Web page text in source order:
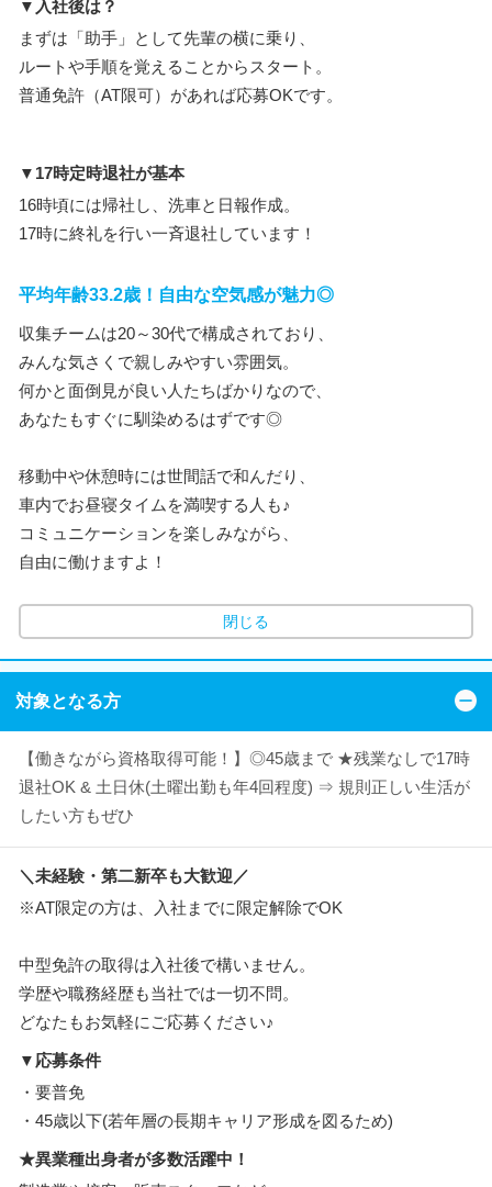
▼入社後は？
まずは「助手」として先輩の横に乗り、
ルートや手順を覚えることからスタート。
普通免許（AT限可）があれば応募OKです。
▼17時定時退社が基本
16時頃には帰社し、洗車と日報作成。
17時に終礼を行い一斉退社しています！
平均年齢33.2歳！自由な空気感が魅力◎
収集チームは20～30代で構成されており、
みんな気さくで親しみやすい雰囲気。
何かと面倒見が良い人たちばかりなので、
あなたもすぐに馴染めるはずです◎
移動中や休憩時には世間話で和んだり、
車内でお昼寝タイムを満喫する人も♪
コミュニケーションを楽しみながら、
自由に働けますよ！
閉じる
対象となる方
【働きながら資格取得可能！】◎45歳まで ★残業なしで17時
退社OK & 土日休(土曜出勤も年4回程度) ⇒ 規則正しい生活が
したい方もぜひ
＼未経験・第二新卒も大歓迎／
※AT限定の方は、入社までに限定解除でOK
中型免許の取得は入社後で構いません。
学歴や職務経歴も当社では一切不問。
どなたもお気軽にご応募ください♪
▼応募条件
・要普免
・45歳以下(若年層の長期キャリア形成を図るため)
★異業種出身者が多数活躍中！